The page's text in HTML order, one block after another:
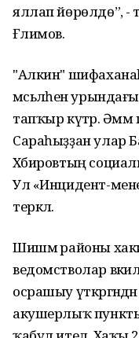
яллап йөрөлдө”, -
Ғәлимов.
"Алкин"
мәсьәләһен
тапҡыр күтәрә.
Сараһыҙҙан улар
Хәбировтың социаль
Ул «Инцидент-
теркәлә.
Шишмә районы
ведомстволар
осрашыу
акушерлыҡ